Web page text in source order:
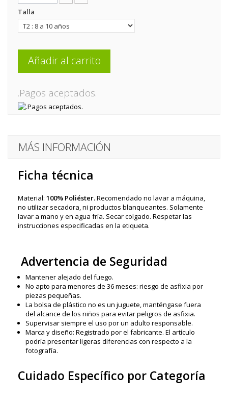
Talla
Añadir al carrito
.Pagos aceptados.
MÁS INFORMACIÓN
Ficha técnica
Material: 100% Poliéster.Recomendado no lavar a máquina,
no utilizar secadora, ni productos blanqueantes. Solamente
lavar a mano y en agua fría. Secar colgado. Respetar las
instrucciones especificadas en la etiqueta.
Advertencia de Seguridad
Mantener alejado del fuego.
No apto para menores de 36 meses: riesgo de asfixia por
piezas pequeñas.
La bolsa de plástico no es un juguete, manténgase fuera
del alcance de los niños para evitar peligros de asfixia.
Supervisar siempre el uso por un adulto responsable.
Marca y diseño: Registrado por el fabricante. El artículo
podría presentar ligeras diferencias con respecto a la
fotografía.
Cuidado Específico por Categoría